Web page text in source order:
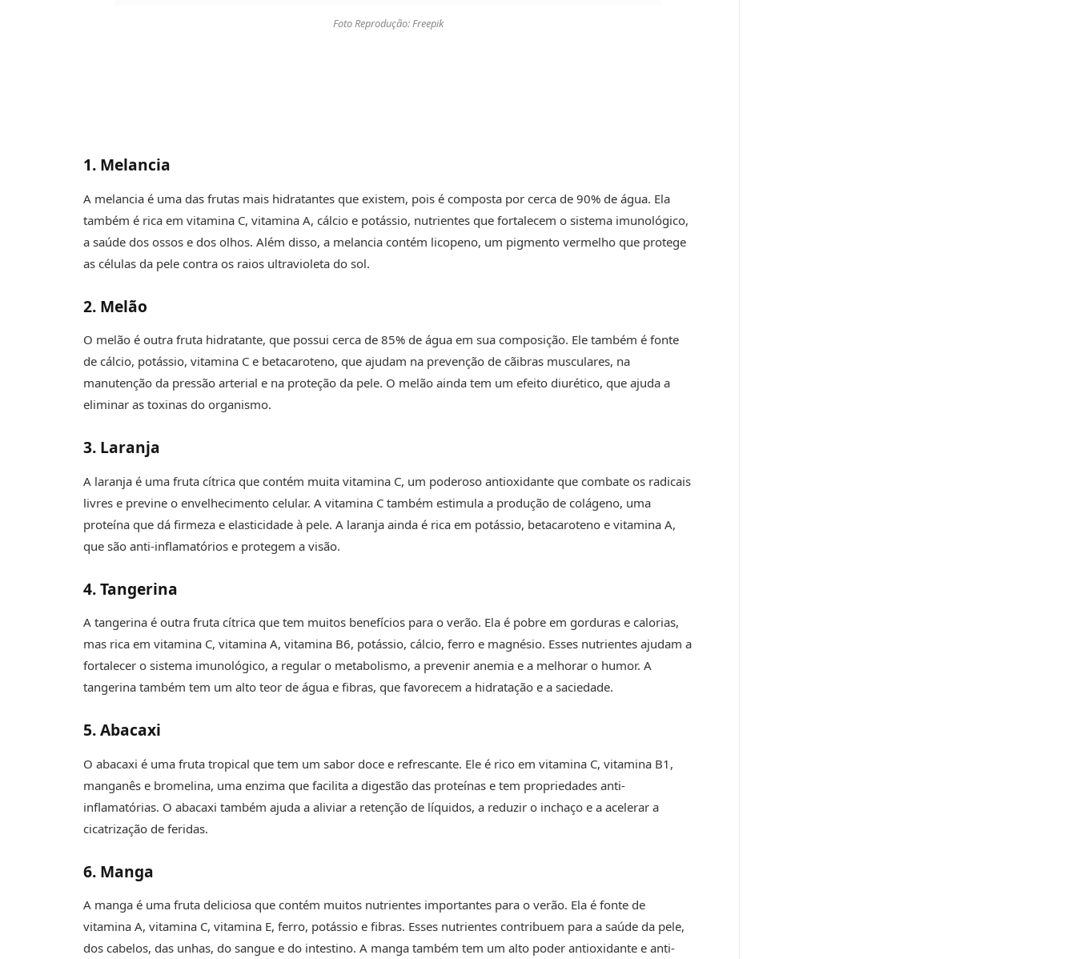
Foto Reprodução: Freepik
1. Melancia
A melancia é uma das frutas mais hidratantes que existem, pois é composta por cerca de 90% de água. Ela
também é rica em vitamina C, vitamina A, cálcio e potássio, nutrientes que fortalecem o sistema imunológico,
a saúde dos ossos e dos olhos. Além disso, a melancia contém licopeno, um pigmento vermelho que protege
as células da pele contra os raios ultravioleta do sol.
2. Melão
O melão é outra fruta hidratante, que possui cerca de 85% de água em sua composição. Ele também é fonte
de cálcio, potássio, vitamina C e betacaroteno, que ajudam na prevenção de cãibras musculares, na
manutenção da pressão arterial e na proteção da pele. O melão ainda tem um efeito diurético, que ajuda a
eliminar as toxinas do organismo.
3. Laranja
A laranja é uma fruta cítrica que contém muita vitamina C, um poderoso antioxidante que combate os radicais
livres e previne o envelhecimento celular. A vitamina C também estimula a produção de colágeno, uma
proteína que dá firmeza e elasticidade à pele. A laranja ainda é rica em potássio, betacaroteno e vitamina A,
que são anti-inflamatórios e protegem a visão.
4. Tangerina
A tangerina é outra fruta cítrica que tem muitos benefícios para o verão. Ela é pobre em gorduras e calorias,
mas rica em vitamina C, vitamina A, vitamina B6, potássio, cálcio, ferro e magnésio. Esses nutrientes ajudam a
fortalecer o sistema imunológico, a regular o metabolismo, a prevenir anemia e a melhorar o humor. A
tangerina também tem um alto teor de água e fibras, que favorecem a hidratação e a saciedade.
5. Abacaxi
O abacaxi é uma fruta tropical que tem um sabor doce e refrescante. Ele é rico em vitamina C, vitamina B1,
manganês e bromelina, uma enzima que facilita a digestão das proteínas e tem propriedades anti-
inflamatórias. O abacaxi também ajuda a aliviar a retenção de líquidos, a reduzir o inchaço e a acelerar a
cicatrização de feridas.
6. Manga
A manga é uma fruta deliciosa que contém muitos nutrientes importantes para o verão. Ela é fonte de
vitamina A, vitamina C, vitamina E, ferro, potássio e fibras. Esses nutrientes contribuem para a saúde da pele,
dos cabelos, das unhas, do sangue e do intestino. A manga também tem um alto poder antioxidante e anti-